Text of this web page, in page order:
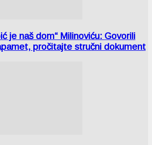
je naš dom“ Milinoviću: Govorili
pročitajte stručni dokument